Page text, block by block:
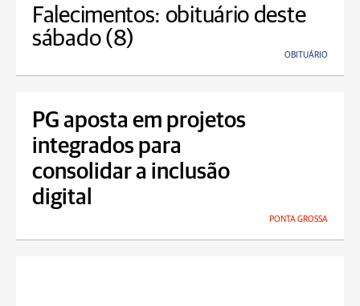
Falecimentos: obituário deste
sábado (8)
OBITUÁRIO
PG aposta em projetos
integrados para
consolidar a inclusão
digital
PONTA GROSSA